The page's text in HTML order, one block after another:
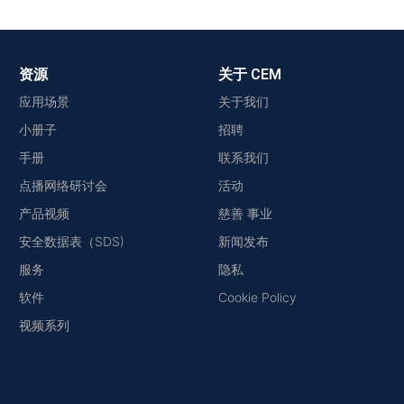
资源
应用场景
小册子
手册
点播网络研讨会
产品视频
安全数据表（SDS)
服务
软件
视频系列
关于 CEM
关于我们
招聘
联系我们
活动
慈善 事业
新闻发布
隐私
Cookie Policy